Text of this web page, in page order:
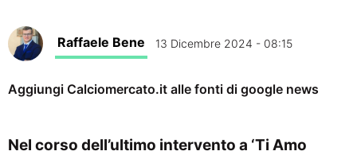
Raffaele Bene 13 Dicembre 2024 - 08:15
Aggiungi Calciomercato.it alle fonti di google news
Nel corso dell’ultimo intervento a ‘Ti Amo